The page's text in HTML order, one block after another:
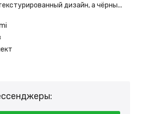
дизайн, а чёрны...